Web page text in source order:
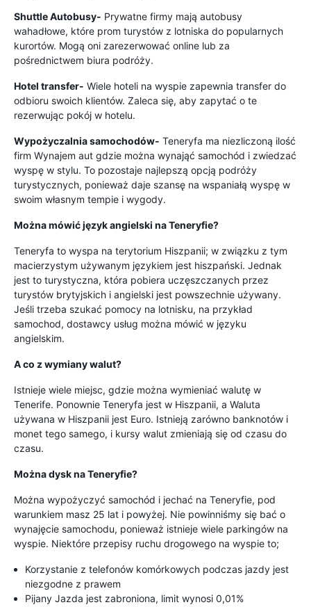
Shuttle Autobusy- Prywatne firmy mają autobusy
wahadłowe, które prom turystów z lotniska do popularnych
kurortów. Mogą oni zarezerwować online lub za
pośrednictwem biura podróży.
Hotel transfer- Wiele hoteli na wyspie zapewnia transfer do
odbioru swoich klientów. Zaleca się, aby zapytać o te
rezerwując pokój w hotelu.
Wypożyczalnia samochodów- Teneryfa ma niezliczoną ilość
firm Wynajem aut gdzie można wynająć samochód i zwiedzać
wyspę w stylu. To pozostaje najlepszą opcją podróży
turystycznych, ponieważ daje szansę na wspaniałą wyspę w
swoim własnym tempie i wygody.
Można mówić język angielski na Teneryfie?
Teneryfa to wyspa na terytorium Hiszpanii; w związku z tym
macierzystym używanym językiem jest hiszpański. Jednak
jest to turystyczna, która pobiera uczęszczanych przez
turystów brytyjskich i angielski jest powszechnie używany.
Jeśli trzeba szukać pomocy na lotnisku, na przykład
samochod, dostawcy usług można mówić w języku
angielskim.
A co z wymiany walut?
Istnieje wiele miejsc, gdzie można wymieniać walutę w
Tenerife. Ponownie Teneryfa jest w Hiszpanii, a Waluta
używana w Hiszpanii jest Euro. Istnieją zarówno banknotów i
monet tego samego, i kursy walut zmieniają się od czasu do
czasu.
Można dysk na Teneryfie?
Można wypożyczyć samochód i jechać na Teneryfie, pod
warunkiem masz 25 lat i powyżej. Nie powinniśmy się bać o
wynajęcie samochodu, ponieważ istnieje wiele parkingów na
wyspie. Niektóre przepisy ruchu drogowego na wyspie to;
Korzystanie z telefonów komórkowych podczas jazdy jest
niezgodne z prawem
Pijany Jazda jest zabroniona, limit wynosi 0,01%